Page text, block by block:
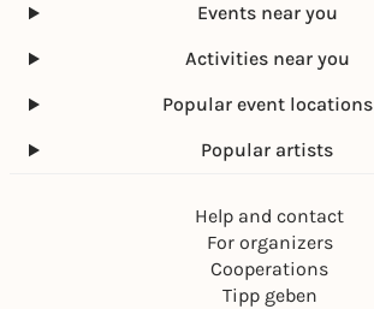
Events near you
Activities near you
Popular event locations
Popular artists
Help and contact
For organizers
Cooperations
Tipp geben